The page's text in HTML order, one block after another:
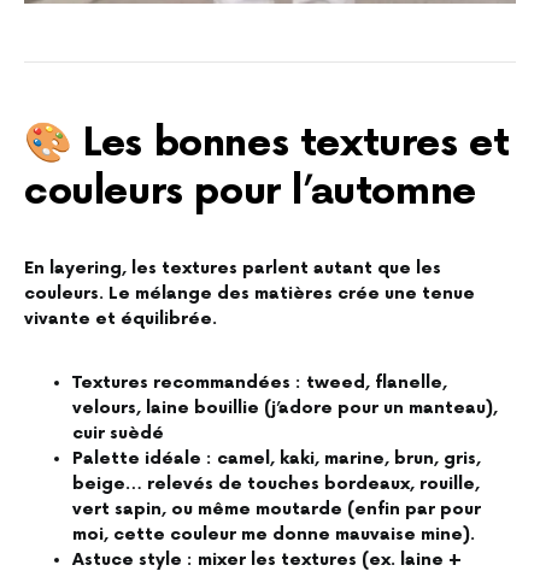
🎨 Les bonnes textures et
couleurs pour l’automne
En layering, les textures parlent autant que les
couleurs. Le mélange des matières crée une tenue
vivante et équilibrée.
Textures recommandées : tweed, flanelle,
velours, laine bouillie (j’adore pour un manteau),
cuir suèdé
Palette idéale : camel, kaki, marine, brun, gris,
beige… relevés de touches bordeaux, rouille,
vert sapin, ou même moutarde (enfin par pour
moi, cette couleur me donne mauvaise mine).
Astuce style : mixer les textures (ex. laine +